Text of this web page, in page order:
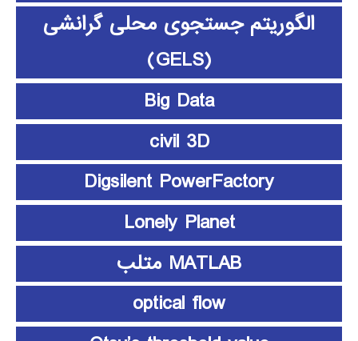
الگوریتم جستجوی محلی گرانشی
(GELS)
Big Data
civil 3D
Digsilent PowerFactory
Lonely Planet
MATLAB متلب
optical flow